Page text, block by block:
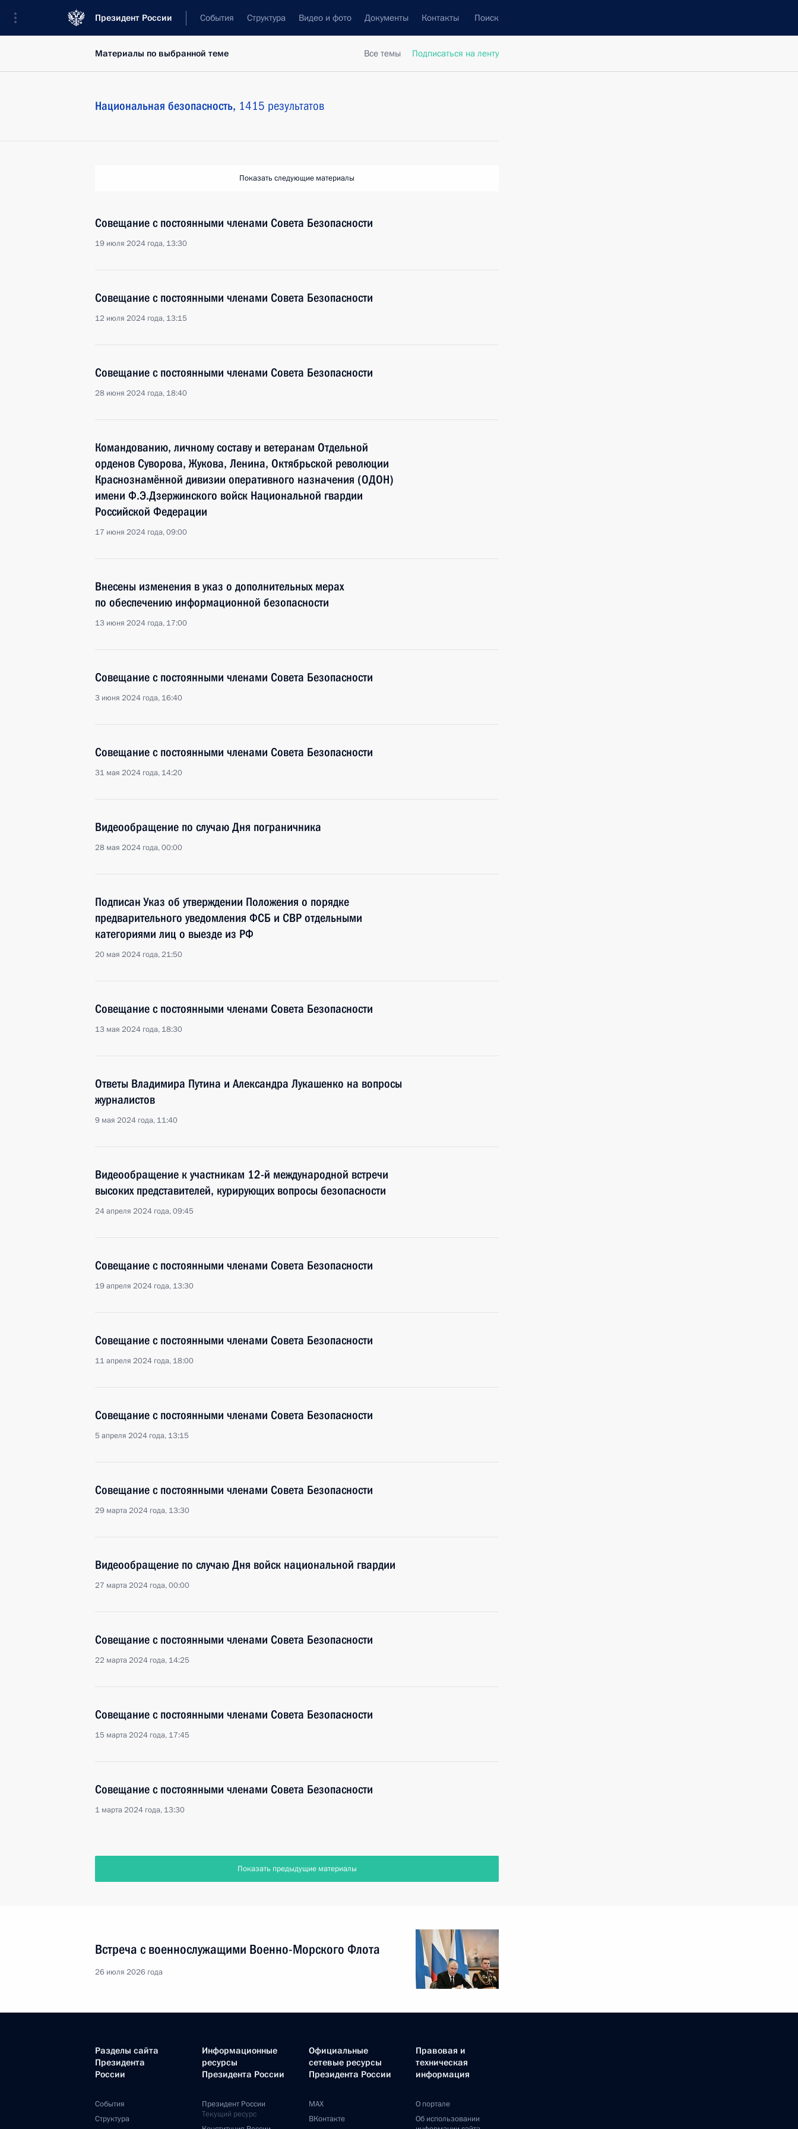
Президент России События Структура Видео и фото Документы Контакты Поиск
Все темы Подписаться на ленту
Материалы по выбранной теме
Национальная безопасность, 1415 результатов
Показать следующие материалы
Совещание с постоянными членами Совета Безопасности
19 июля 2024 года, 13:30
Совещание с постоянными членами Совета Безопасности
12 июля 2024 года, 13:15
Совещание с постоянными членами Совета Безопасности
28 июня 2024 года, 18:40
Командованию, личному составу и ветеранам Отдельной
орденов Суворова, Жукова, Ленина, Октябрьской революции
Краснознамённой дивизии оперативного назначения (ОДОН)
имени Ф.Э.Дзержинского войск Национальной гвардии
Российской Федерации
17 июня 2024 года, 09:00
Внесены изменения в указ о дополнительных мерах
по обеспечению информационной безопасности
13 июня 2024 года, 17:00
Совещание с постоянными членами Совета Безопасности
3 июня 2024 года, 16:40
Совещание с постоянными членами Совета Безопасности
31 мая 2024 года, 14:20
Видеообращение по случаю Дня пограничника
28 мая 2024 года, 00:00
Подписан Указ об утверждении Положения о порядке
предварительного уведомления ФСБ и СВР отдельными
категориями лиц о выезде из РФ
20 мая 2024 года, 21:50
Совещание с постоянными членами Совета Безопасности
13 мая 2024 года, 18:30
Ответы Владимира Путина и Александра Лукашенко на вопросы
журналистов
9 мая 2024 года, 11:40
Видеообращение к участникам 12-й международной встречи
высоких представителей, курирующих вопросы безопасности
24 апреля 2024 года, 09:45
Совещание с постоянными членами Совета Безопасности
19 апреля 2024 года, 13:30
Совещание с постоянными членами Совета Безопасности
11 апреля 2024 года, 18:00
Совещание с постоянными членами Совета Безопасности
5 апреля 2024 года, 13:15
Совещание с постоянными членами Совета Безопасности
29 марта 2024 года, 13:30
Видеообращение по случаю Дня войск национальной гвардии
27 марта 2024 года, 00:00
Совещание с постоянными членами Совета Безопасности
22 марта 2024 года, 14:25
Совещание с постоянными членами Совета Безопасности
15 марта 2024 года, 17:45
Совещание с постоянными членами Совета Безопасности
1 марта 2024 года, 13:30
Показать предыдущие материалы
Встреча с военнослужащими Военно-Морского Флота
26 июля 2026 года
Разделы сайта
Президента
России
События
Структура
Информационные
ресурсы
Президента России
Президент России
Текущий ресурс
Официальные
сетевые ресурсы
Президента России
MAX
ВКонтакте
Правовая и
техническая
информация
О портале
Об использовании